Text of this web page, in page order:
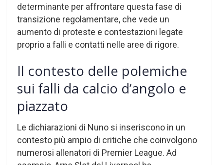
determinante per affrontare questa fase di
transizione regolamentare, che vede un
aumento di proteste e contestazioni legate
proprio a falli e contatti nelle aree di rigore.
Il contesto delle polemiche
sui falli da calcio d’angolo e
piazzato
Le dichiarazioni di Nuno si inseriscono in un
contesto più ampio di critiche che coinvolgono
numerosi allenatori di Premier League. Ad